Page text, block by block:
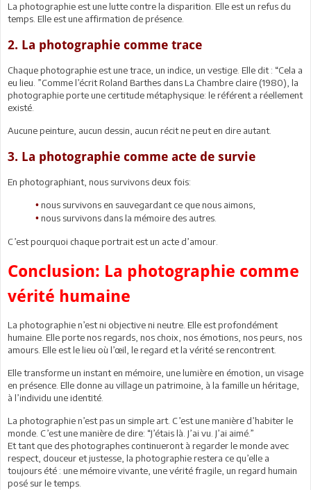
La photographie est une lutte contre la disparition. Elle est un refus du
temps. Elle est une affirmation de présence.
2. La photographie comme trace
Chaque photographie est une trace, un indice, un vestige. Elle dit : “Cela a
eu lieu. ”Comme l’écrit Roland Barthes dans La Chambre claire (1980), la
photographie porte une certitude métaphysique: le référent a réellement
existé.
Aucune peinture, aucun dessin, aucun récit ne peut en dire autant.
3. La photographie comme acte de survie
En photographiant, nous survivons deux fois:
• nous survivons en sauvegardant ce que nous aimons,
• nous survivons dans la mémoire des autres.
C’est pourquoi chaque portrait est un acte d’amour.
Conclusion: La photographie comme
vérité humaine
La photographie n’est ni objective ni neutre. Elle est profondément
humaine. Elle porte nos regards, nos choix, nos émotions, nos peurs, nos
amours. Elle est le lieu où l’œil, le regard et la vérité se rencontrent.
Elle transforme un instant en mémoire, une lumière en émotion, un visage
en présence. Elle donne au village un patrimoine, à la famille un héritage,
à l’individu une identité.
La photographie n’est pas un simple art. C’est une manière d’habiter le
monde. C’est une manière de dire: “J’étais là. J’ai vu. J’ai aimé.”
Et tant que des photographes continueront à regarder le monde avec
respect, douceur et justesse, la photographie restera ce qu’elle a
toujours été : une mémoire vivante, une vérité fragile, un regard humain
posé sur le temps.